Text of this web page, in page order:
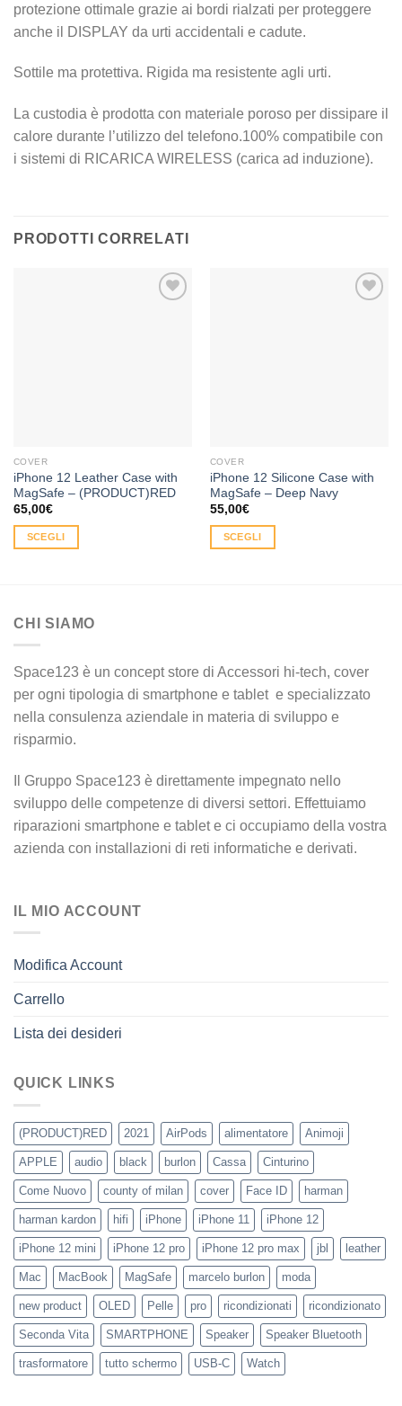
protezione ottimale grazie ai bordi rialzati per proteggere
anche il DISPLAY da urti accidentali e cadute.
Sottile ma protettiva. Rigida ma resistente agli urti.
La custodia è prodotta con materiale poroso per dissipare il
calore durante l’utilizzo del telefono.100% compatibile con
i sistemi di RICARICA WIRELESS (carica ad induzione).
PRODOTTI CORRELATI
COVER
iPhone 12 Leather Case with
MagSafe – (PRODUCT)RED
65,00€
SCEGLI
più
opzioni
possono
essere
nella
del
prodotto
COVER
iPhone 12 Silicone Case with
MagSafe – Deep Navy
55,00€
SCEGLI
opzioni
possono
essere
del
prodotto
CHI SIAMO
Space123 è un concept store di Accessori hi-tech, cover
per ogni tipologia di smartphone e tablet e specializzato
nella consulenza aziendale in materia di sviluppo e
risparmio.
Il Gruppo Space123 è direttamente impegnato nello
sviluppo delle competenze di diversi settori. Effettuiamo
riparazioni smartphone e tablet e ci occupiamo della vostra
azienda con installazioni di reti informatiche e derivati.
IL MIO ACCOUNT
Modifica Account
Carrello
Lista dei desideri
QUICK LINKS
(PRODUCT)RED 2021 AirPods alimentatore Animoji
APPLE audio black burlon Cassa Cinturino
Come Nuovo county of milan cover Face ID harman
harman kardon hifi iPhone iPhone 11 iPhone 12
iPhone 12 mini iPhone 12 pro iPhone 12 pro max jbl leather
Mac MacBook MagSafe marcelo burlon moda
new product OLED Pelle pro ricondizionati ricondizionato
Seconda Vita SMARTPHONE Speaker Speaker Bluetooth
trasformatore tutto schermo USB-C Watch